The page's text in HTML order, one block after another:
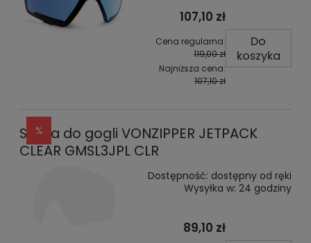
107,10 zł
Cena regularna:
119,00 zł
Najniższa cena:
107,10 zł
Do
koszyka
Szyba do gogli VONZIPPER JETPACK
CLEAR GMSL3JPL CLR
Dostępność: dostępny od ręki
Wysyłka w: 24 godziny
89,10 zł